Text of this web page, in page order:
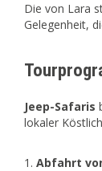
Die von Lara
Gelegenheit,
Jeep-Safaris
lokaler
Abfahrt